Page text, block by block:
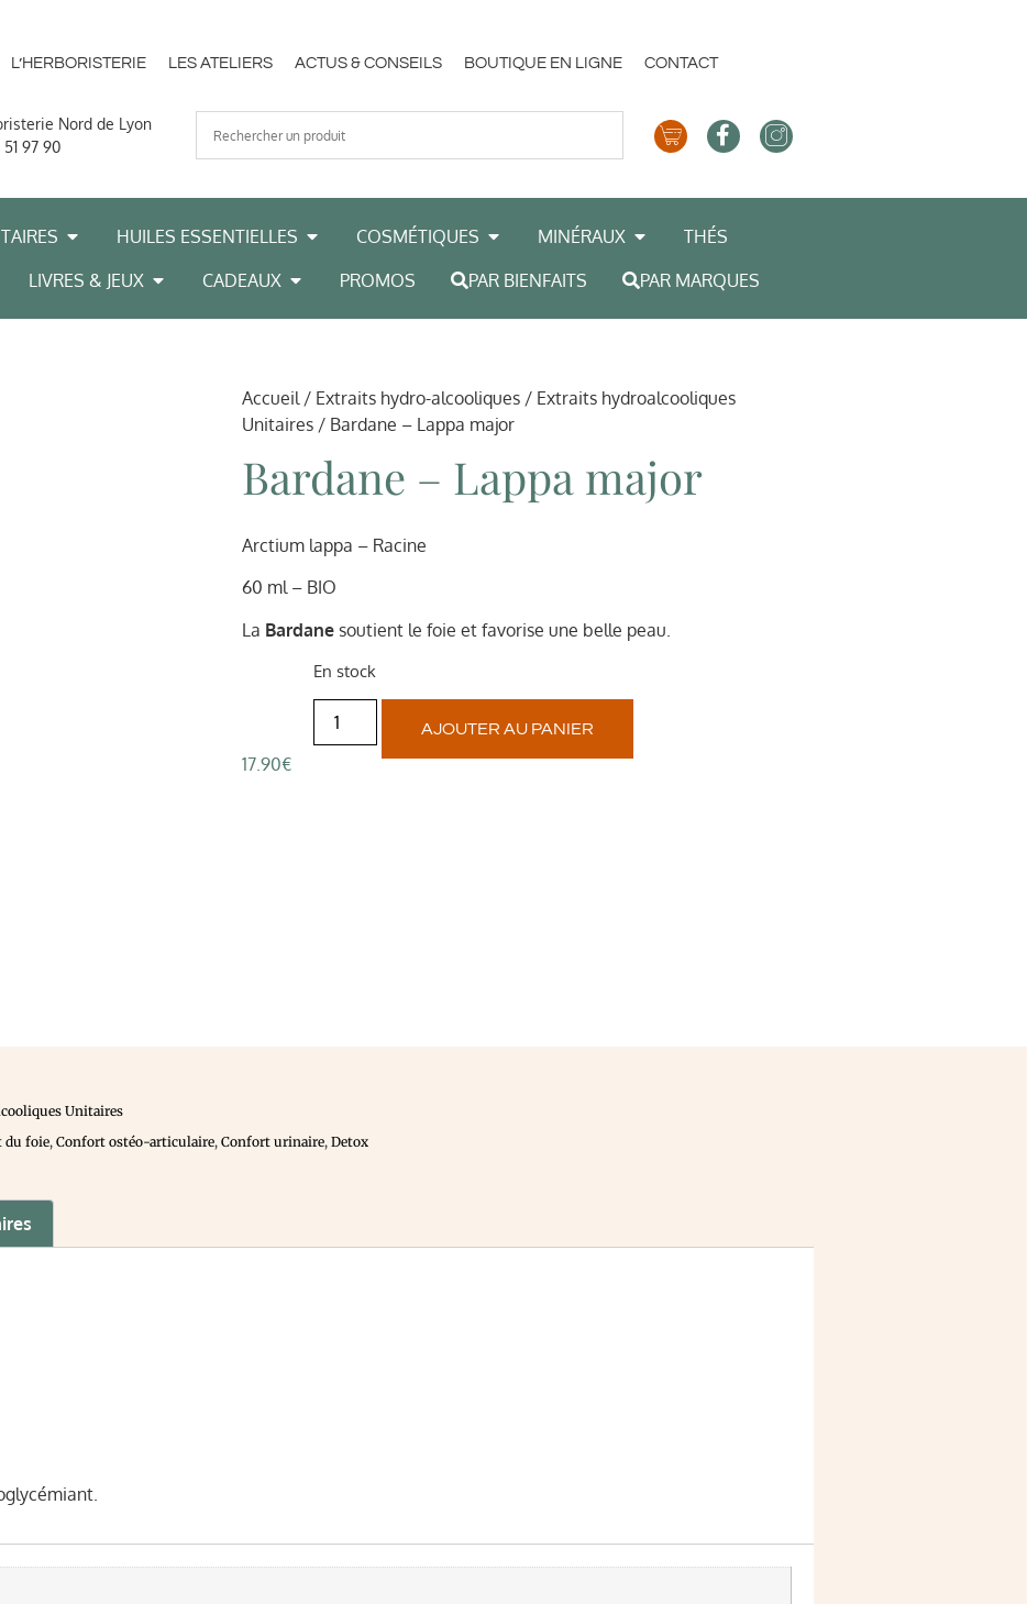
L’HERBORISTERIE LES ATELIERS ACTUS & CONSEILS BOUTIQUE EN LIGNE CONTACT
Nord de Lyon
97 90
HUILES ESSENTIELLES COSMÉTIQUES MINÉRAUX
THÉS
LIVRES & JEUX CADEAUX PROMOS PAR BIENFAITS PAR MARQUES
Accueil/ Extraits hydro-alcooliques / Extraits hydroalcooliques
Unitaires / Bardane – Lappa major
Bardane – Lappa major
Arctium lappa – Racine
60 ml – BIO
La Bardane soutient le foie et favorise une belle peau.
17.90€
En stock
AJOUTER AU PANIER
Unitaires
du foie, Confort ostéo-articulaire, Confort urinaire, Detox